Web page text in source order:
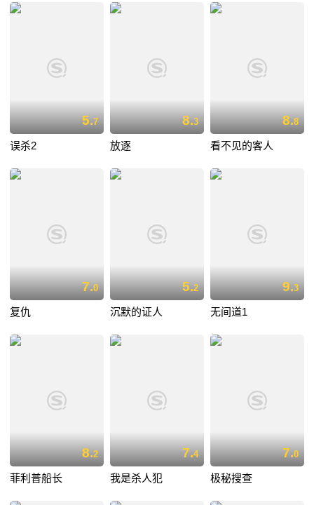
5.7
误杀2
8.3
放逐
8.8
看不见的客人
7.0
复仇
5.2
沉默的证人
9.3
无间道1
8.2
菲利普船长
7.4
我是杀人犯
7.0
极秘搜查